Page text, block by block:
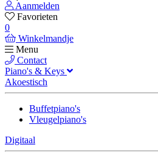
Aanmelden
Favorieten
0
Winkelmandje
Menu
Contact
Piano's & Keys
Akoestisch
Buffetpiano's
Vleugelpiano's
Digitaal